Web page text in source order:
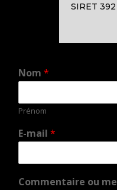
SIRET 392
Nom *
Prénom
E-mail *
Commentaire ou